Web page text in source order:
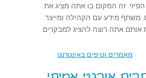
זה המקום בו אתה מציג את
משתף מידע עם הקהילה ומייצר
אותם אתה רוצה להציג למבקרים.
מאמרים וטיפים באינטרנט